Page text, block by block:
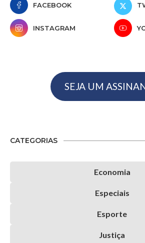
FACEBOOK
INSTAGRAM
SEJA UM
CATEGORIAS
Economia
Especiais
Esporte
Justiça